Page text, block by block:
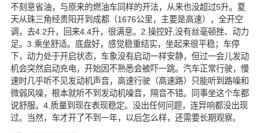
不刻意省油，与原来的燃油车同样的开法，从来也没超过5升。夏
天从珠三角经贵阳开到成都（1676公里，主要是高速），全开空
调，去4.2升，回来4.4升，很满意。2.操控好,没有丝毫顿挫、动力
足。3.乘坐舒适。底盘好，感觉稳重结实，坐起来很平稳；车停
下，动力处于开启状态，车象没有启动一样安静，但过一会儿发动
机会突然启动充电，开始因不熟悉会被吓一跳。汽车正常行驶，慢
速时几乎听不见发动机声音，高速行驶（高速路）只能听到路噪和
微弱风噪，根本就听不到发动机噪音，隔音不错。同事坐这个车都
说舒服。4.质量到现在表现稳定。没出任何问题，连异响都没出现
过。当然，车才开了不到一年，以后怎么样，还需要长期观察。